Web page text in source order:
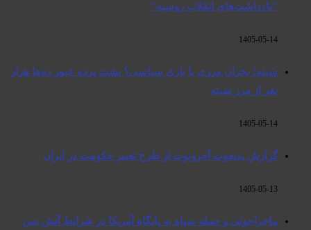
“یادداشت‌های انقلاب روسیه”
1405-05-14
سَبته؛ بحران مرزی یا بازی سیاسی؟ پشت پرده عبور ده‌ها هزار
نفر از مرز سَبته
1405-05-14
گزارش یدیعوت آحرونوت از طرح تغییر حکومت در ایران
1405-05-13
ماجراجوئی و حمله سپاه به پایگاه آمریکا در شرایط آتش بس